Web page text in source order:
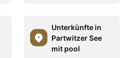
Unterkünfte in
Partwitzer See
mit pool